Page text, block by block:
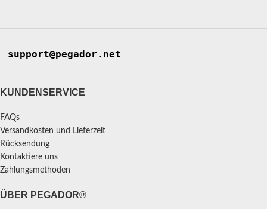
support@pegador.net
KUNDENSERVICE
FAQs
Versandkosten und Lieferzeit
Rücksendung
Kontaktiere uns
Zahlungsmethoden
ÜBER PEGADOR®